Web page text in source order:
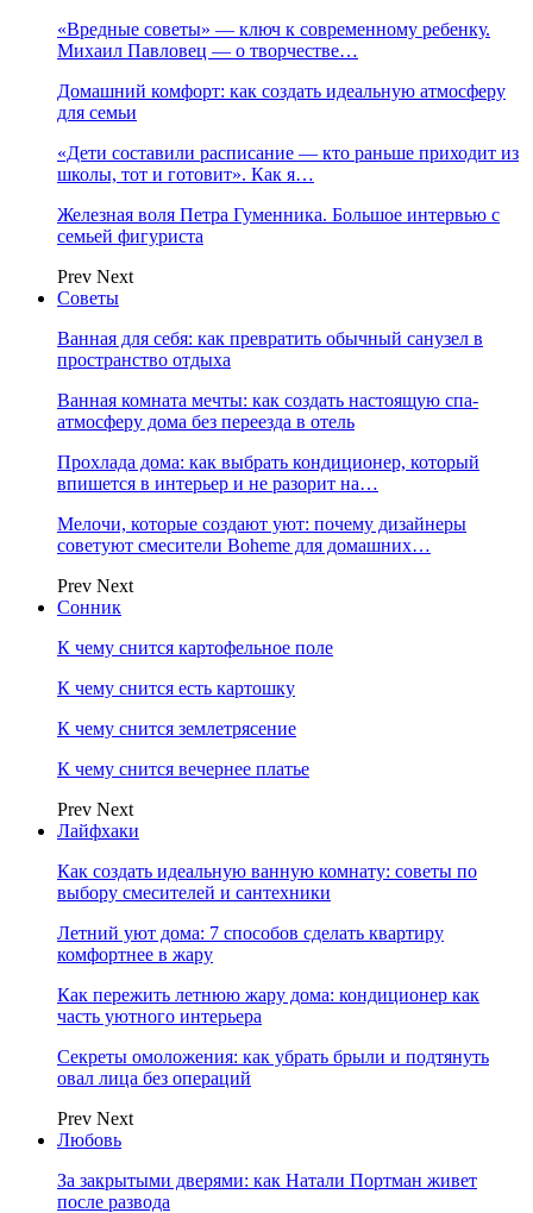
«Вредные советы» — ключ к современному ребенку.
Михаил Павловец — о творчестве…
Домашний комфорт: как создать идеальную атмосферу
для семьи
«Дети составили расписание — кто раньше приходит из
школы, тот и готовит». Как я…
Железная воля Петра Гуменника. Большое интервью с
семьей фигуриста
Prev Next
Советы
Ванная для себя: как превратить обычный санузел в
пространство отдыха
Ванная комната мечты: как создать настоящую спа-
атмосферу дома без переезда в отель
Прохлада дома: как выбрать кондиционер, который
впишется в интерьер и не разорит на…
Мелочи, которые создают уют: почему дизайнеры
советуют смесители Boheme для домашних…
Prev Next
Сонник
К чему снится картофельное поле
К чему снится есть картошку
К чему снится землетрясение
К чему снится вечернее платье
Prev Next
Лайфхаки
Как создать идеальную ванную комнату: советы по
выбору смесителей и сантехники
Летний уют дома: 7 способов сделать квартиру
комфортнее в жару
Как пережить летнюю жару дома: кондиционер как
часть уютного интерьера
Секреты омоложения: как убрать брыли и подтянуть
овал лица без операций
Prev Next
Любовь
За закрытыми дверями: как Натали Портман живет
после развода